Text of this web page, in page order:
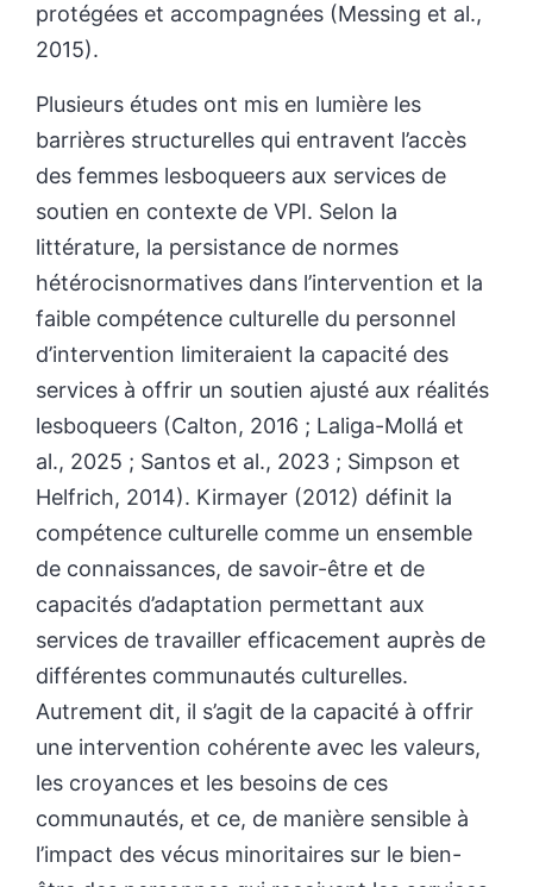
protégées et accompagnées (Messing et al.,
2015).
Plusieurs études ont mis en lumière les
barrières structurelles qui entravent l’accès
des femmes lesboqueers aux services de
soutien en contexte de VPI. Selon la
littérature, la persistance de normes
hétérocisnormatives dans l’intervention et la
faible compétence culturelle du personnel
d’intervention limiteraient la capacité des
services à offrir un soutien ajusté aux réalités
lesboqueers (Calton, 2016 ; Laliga-Mollá et
al., 2025 ; Santos et al., 2023 ; Simpson et
Helfrich, 2014). Kirmayer (2012) définit la
compétence culturelle comme un ensemble
de connaissances, de savoir-être et de
capacités d’adaptation permettant aux
services de travailler efficacement auprès de
différentes communautés culturelles.
Autrement dit, il s’agit de la capacité à offrir
une intervention cohérente avec les valeurs,
les croyances et les besoins de ces
communautés, et ce, de manière sensible à
l’impact des vécus minoritaires sur le bien-